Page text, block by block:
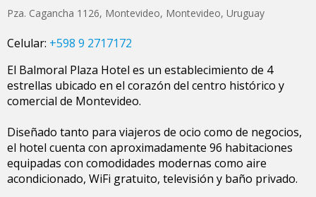
Pza. Cagancha 1126, Montevideo, Montevideo, Uruguay
Celular: +598 9 2717172
El Balmoral Plaza Hotel es un establecimiento de 4
estrellas ubicado en el corazón del centro histórico y
comercial de Montevideo.
Diseñado tanto para viajeros de ocio como de negocios,
el hotel cuenta con aproximadamente 96 habitaciones
equipadas con comodidades modernas como aire
acondicionado, WiFi gratuito, televisión y baño privado.